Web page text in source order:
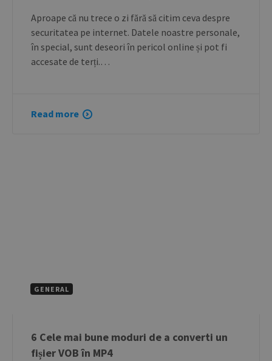
Aproape că nu trece o zi fără să citim ceva despre
securitatea pe internet. Datele noastre personale,
în special, sunt deseori în pericol online și pot fi
accesate de terți.…
Read more
GENERAL
6 Cele mai bune moduri de a converti un
fișier VOB în MP4